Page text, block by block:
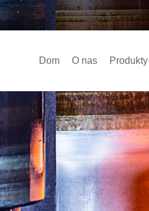
Dom O nas Produkty